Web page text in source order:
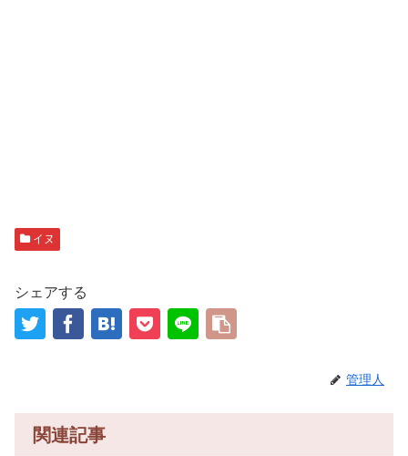
イヌ
シェアする
管理人
関連記事